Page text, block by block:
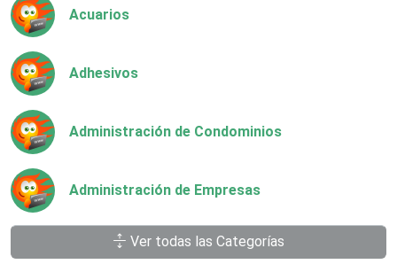
Acuarios
Adhesivos
Administración de Condominios
Administración de Empresas
Agencias Aduanales
Ver todas las Categorías